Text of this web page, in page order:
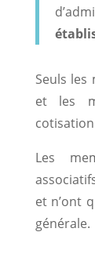
Seuls les
et les
Les
et n’ont
générale.